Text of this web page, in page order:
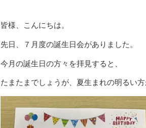
皆様、こんにちは。
先日、７月度の誕生日会がありました。
今月の誕生日の方々を拝見すると、
たまたまでしょうが、夏生まれの明るい方